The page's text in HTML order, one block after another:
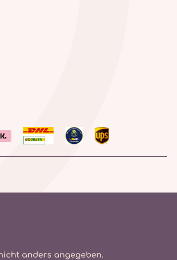
anders angegeben.